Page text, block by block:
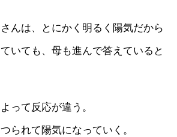
んは、とにかく明るく陽気だから
いても、母も進んで答えていると
って反応が違う。
られて陽気になっていく。